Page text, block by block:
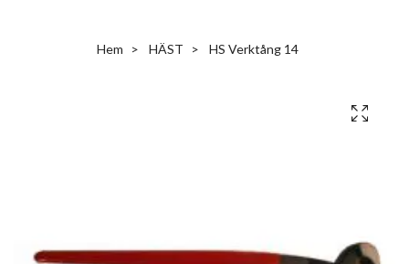
Hem HÄST HS Verktång 14